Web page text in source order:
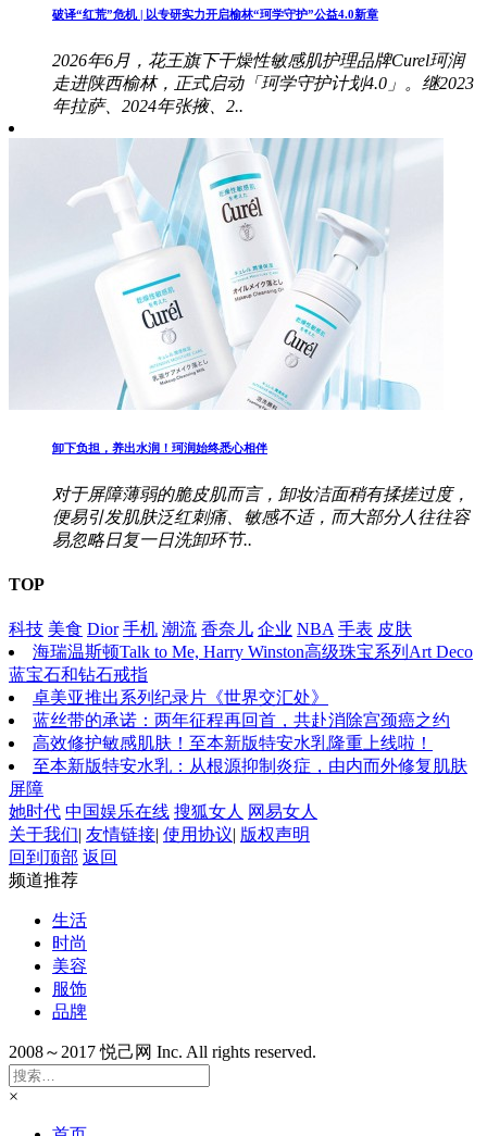
破译“红荒”危机 | 以专研实力开启榆林“珂学守护”公益4.0新章
2026年6月，花王旗下干燥性敏感肌护理品牌Curel珂润
走进陕西榆林，正式启动「珂学守护计划4.0」。继2023
年拉萨、2024年张掖、2..
卸下负担，养出水润！珂润始终悉心相伴
对于屏障薄弱的脆皮肌而言，卸妆洁面稍有揉搓过度，
便易引发肌肤泛红刺痛、敏感不适，而大部分人往往容
易忽略日复一日洗卸环节..
TOP
科技 美食 Dior 手机 潮流 香奈儿 企业 NBA 手表 皮肤
海瑞温斯顿Talk to Me, Harry Winston高级珠宝系列Art Deco
蓝宝石和钻石戒指
卓美亚推出系列纪录片《世界交汇处》
蓝丝带的承诺：两年征程再回首，共赴消除宫颈癌之约
高效修护敏感肌肤！至本新版特安水乳隆重上线啦！
至本新版特安水乳：从根源抑制炎症，由内而外修复肌肤
屏障
她时代 中国娱乐在线 搜狐女人 网易女人
关于我们| 友情链接| 使用协议| 版权声明
回到顶部 返回
频道推荐
生活
时尚
美容
服饰
品牌
2008～2017 悦己网 Inc. All rights reserved.
×